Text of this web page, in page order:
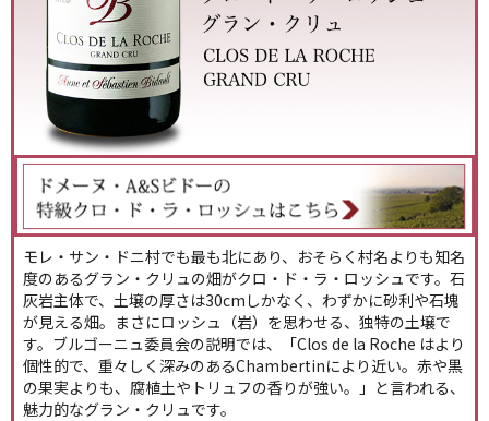
モレ・サン・ドニ村でも最も北にあり、おそらく村名よりも知名
度のあるグラン・クリュの畑がクロ・ド・ラ・ロッシュです。石
灰岩主体で、土壌の厚さは30cmしかなく、わずかに砂利や石塊
が見える畑。まさにロッシュ（岩）を思わせる、独特の土壌で
す。ブルゴーニュ委員会の説明では、「Clos de la Roche はより
個性的で、重々しく深みのあるChambertinにより近い。赤や黒
の果実よりも、腐植土やトリュフの香りが強い。」と言われる、
魅力的なグラン・クリュです。